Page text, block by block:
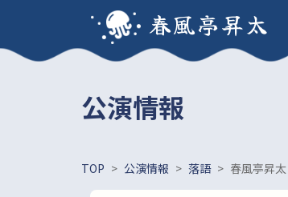
春風亭昇太
公演情報
TOP > 公演情報 > 落語 > 春風亭昇